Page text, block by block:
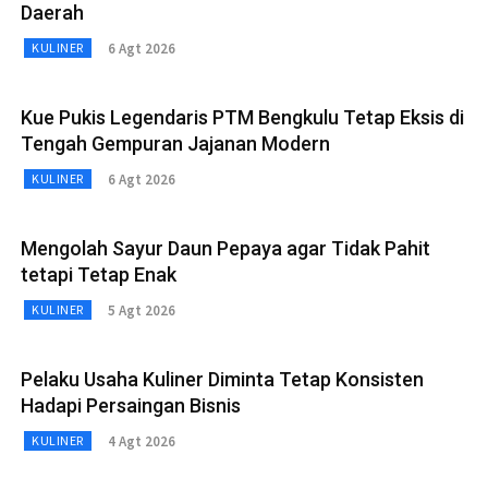
Daerah
KULINER 6 Agt 2026
Kue Pukis Legendaris PTM Bengkulu Tetap Eksis di
Tengah Gempuran Jajanan Modern
KULINER 6 Agt 2026
Mengolah Sayur Daun Pepaya agar Tidak Pahit
tetapi Tetap Enak
KULINER 5 Agt 2026
Pelaku Usaha Kuliner Diminta Tetap Konsisten
Hadapi Persaingan Bisnis
KULINER 4 Agt 2026